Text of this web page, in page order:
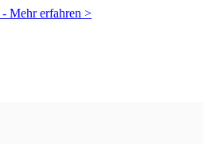
- Mehr erfahren >